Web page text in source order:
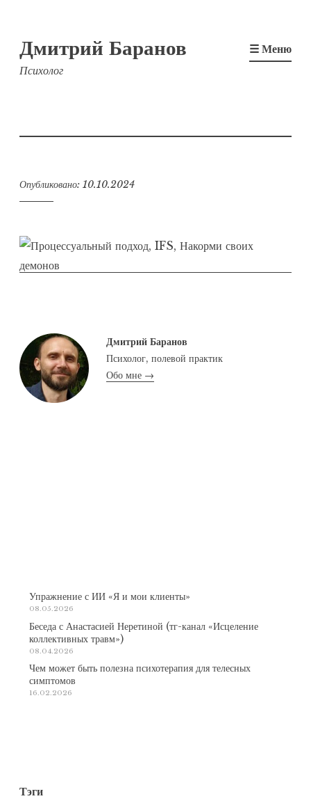
к
содержимому
Дмитрий Баранов
Психолог
☰ Меню
Опубликовано: 10.10.2024
Дмитрий Баранов
Психолог, полевой практик
Обо мне →
Упражнение с ИИ «Я и мои клиенты»
08.05.2026
Беседа с Анастасией Неретиной (тг-канал «Исцеление
коллективных травм»)
08.04.2026
Чем может быть полезна психотерапия для телесных
симптомов
16.02.2026
Тэги